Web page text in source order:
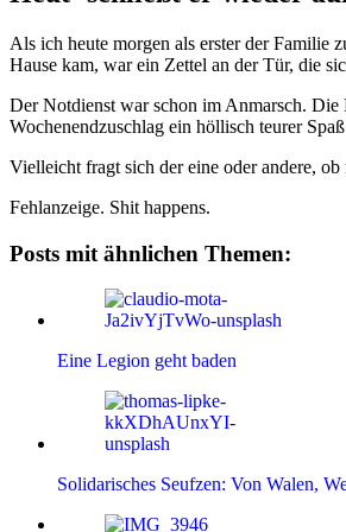
Als ich heute morgen als erster der Familie
Hause kam, war ein Zettel an der Tür, die
Der Notdienst war schon im Anmarsch. Die
Wochenendzuschlag ein höllisch teurer
Vielleicht fragt sich der eine oder andere,
Fehlanzeige. Shit happens.
Posts mit ähnlichen Themen:
Eine Legion geht baden
Solidarisches Seufzen: Von Walen,